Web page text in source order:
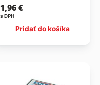
1,96€
s DPH
Pridať do košíka